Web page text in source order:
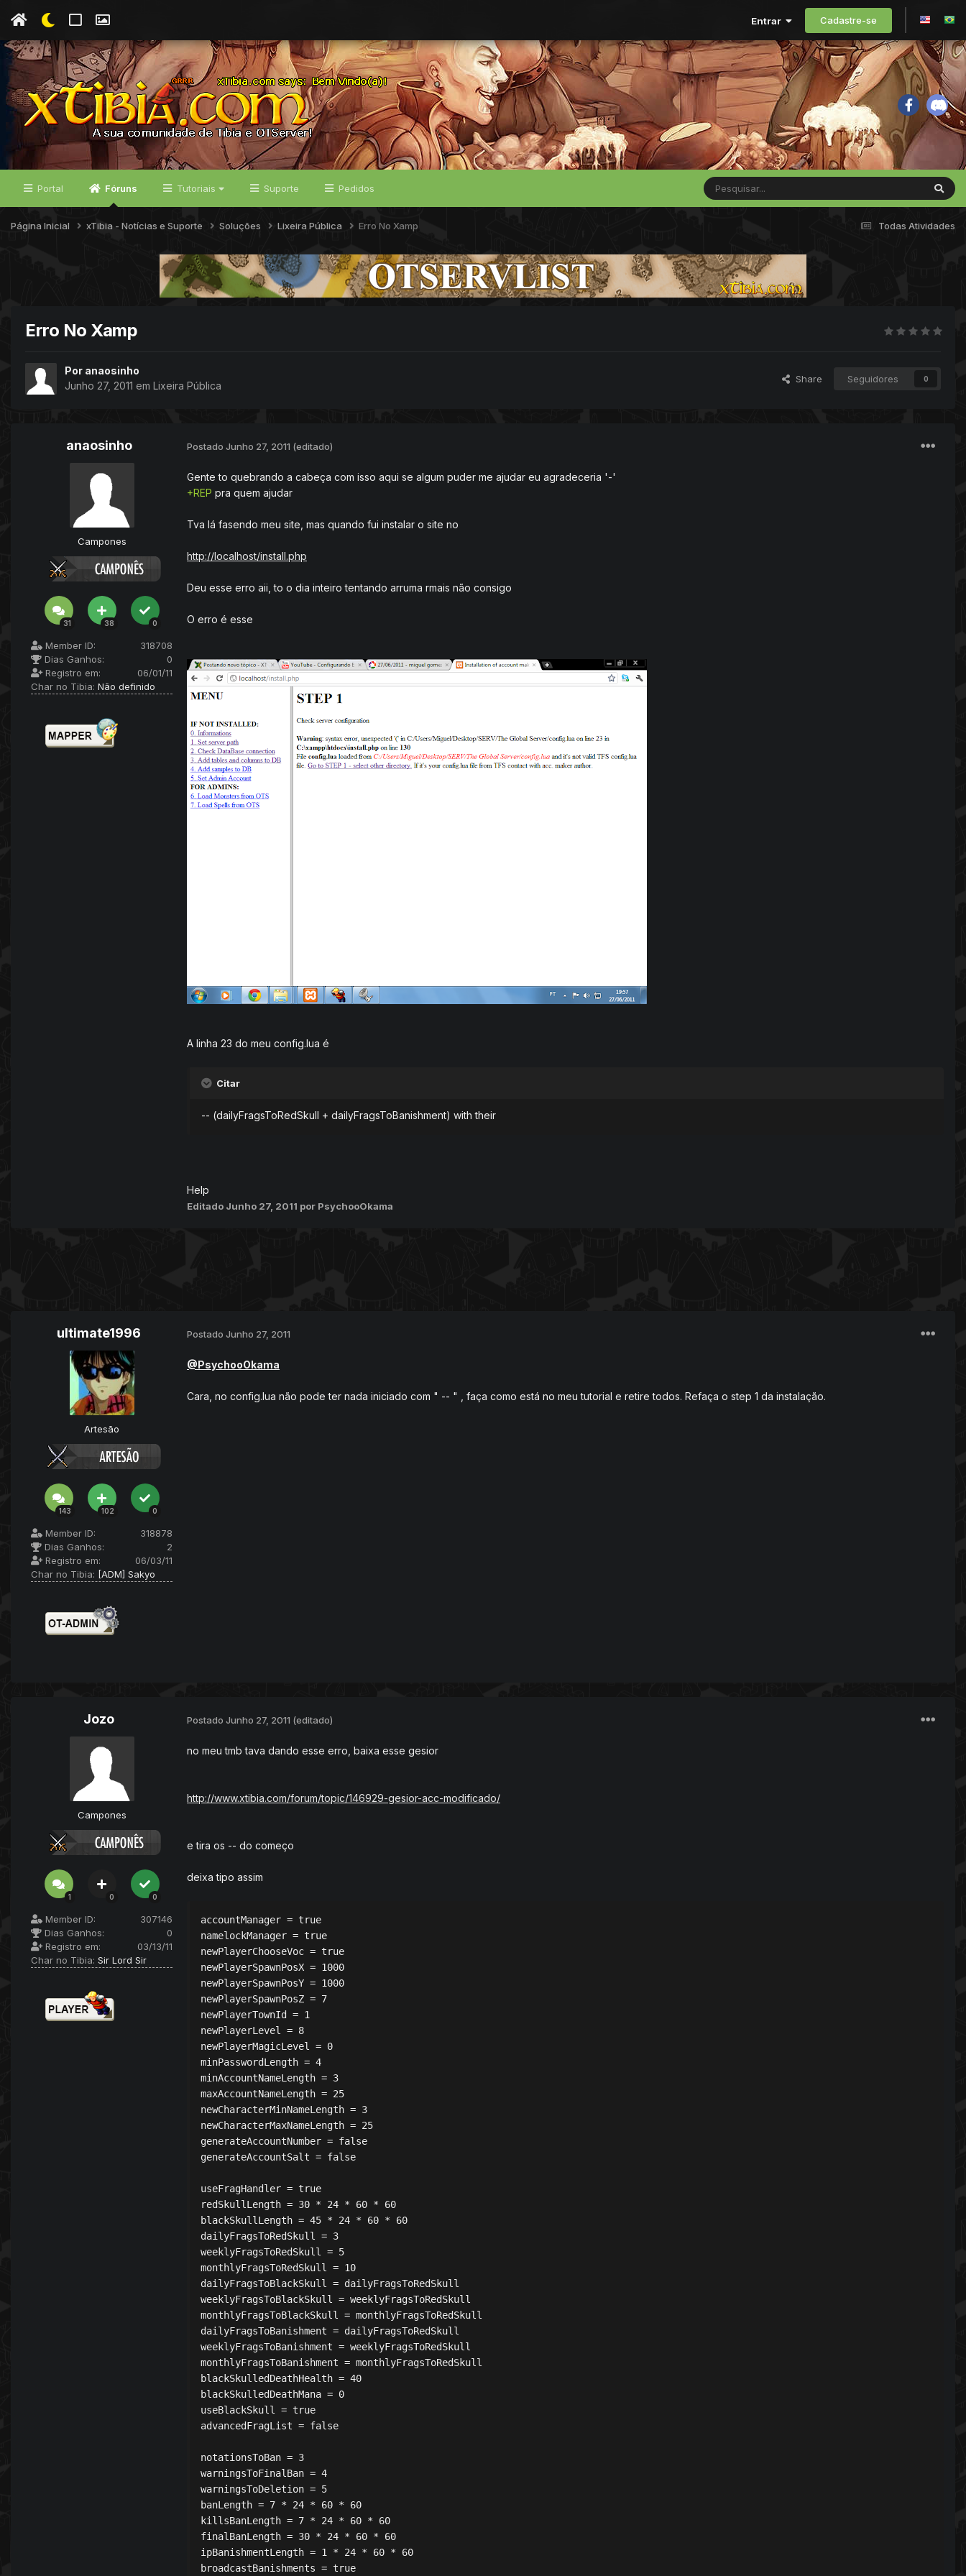
Entrar Cadastre-se
Portal Fóruns Tutoriais Suporte Pedidos
Todas Atividades
Página Inicial xTibia - Notícias e Suporte Soluções Lixeira Pública Erro No Xamp
Erro No Xamp
Por anaosinho
Junho 27, 2011 em Lixeira Pública
Share Seguidores 0
anaosinho
Campones
31 38 0
Member ID:
318708
Dias Ganhos:
0
Registro em:
06/01/11
Char no Tibia: Não definido
Postado Junho 27, 2011 (editado)
Gente to quebrando a cabeça com isso aqui se algum puder me ajudar eu agradeceria '-'
+REP pra quem ajudar
Tva lá fasendo meu site, mas quando fui instalar o site no
http://localhost/install.php
Deu esse erro aii, to o dia inteiro tentando arruma rmais não consigo
O erro é esse
A linha 23 do meu config.lua é
Citar
-- (dailyFragsToRedSkull + dailyFragsToBanishment) with their
Help
Editado Junho 27, 2011 por PsychooOkama
ultimate1996
Artesão
143 102 0
Member ID:
318878
Dias Ganhos:
2
Registro em:
06/03/11
Char no Tibia: [ADM] Sakyo
Postado Junho 27, 2011
@PsychooOkama
Cara, no config.lua não pode ter nada iniciado com " -- " , faça como está no meu tutorial e retire todos. Refaça o step 1 da instalação.
Jozo
Campones
1 0 0
Member ID:
307146
Dias Ganhos:
0
Registro em:
03/13/11
Char no Tibia: Sir Lord Sir
Postado Junho 27, 2011 (editado)
no meu tmb tava dando esse erro, baixa esse gesior
http://www.xtibia.com/forum/topic/146929-gesior-acc-modificado/
e tira os -- do começo
deixa tipo assim
accountManager = true
namelockManager = true
newPlayerChooseVoc = true
newPlayerSpawnPosX = 1000
newPlayerSpawnPosY = 1000
newPlayerSpawnPosZ = 7
newPlayerTownId = 1
newPlayerLevel = 8
newPlayerMagicLevel = 0
minPasswordLength = 4
minAccountNameLength = 3
maxAccountNameLength = 25
newCharacterMinNameLength = 3
newCharacterMaxNameLength = 25
generateAccountNumber = false
generateAccountSalt = false
useFragHandler = true
redSkullLength = 30 * 24 * 60 * 60
blackSkullLength = 45 * 24 * 60 * 60
dailyFragsToRedSkull = 3
weeklyFragsToRedSkull = 5
monthlyFragsToRedSkull = 10
dailyFragsToBlackSkull = dailyFragsToRedSkull
weeklyFragsToBlackSkull = weeklyFragsToRedSkull
monthlyFragsToBlackSkull = monthlyFragsToRedSkull
dailyFragsToBanishment = dailyFragsToRedSkull
weeklyFragsToBanishment = weeklyFragsToRedSkull
monthlyFragsToBanishment = monthlyFragsToRedSkull
blackSkulledDeathHealth = 40
blackSkulledDeathMana = 0
useBlackSkull = true
advancedFragList = false
notationsToBan = 3
warningsToFinalBan = 4
warningsToDeletion = 5
banLength = 7 * 24 * 60 * 60
killsBanLength = 7 * 24 * 60 * 60
finalBanLength = 30 * 24 * 60 * 60
ipBanishmentLength = 1 * 24 * 60 * 60
broadcastBanishments = true